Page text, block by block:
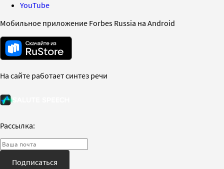
YouTube
Мобильное приложение Forbes Russia на Android
На сайте работает синтез речи
Рассылка:
Подписаться